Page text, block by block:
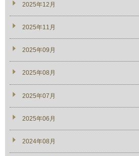
2025年12月
2025年11月
2025年09月
2025年08月
2025年07月
2025年06月
2024年08月